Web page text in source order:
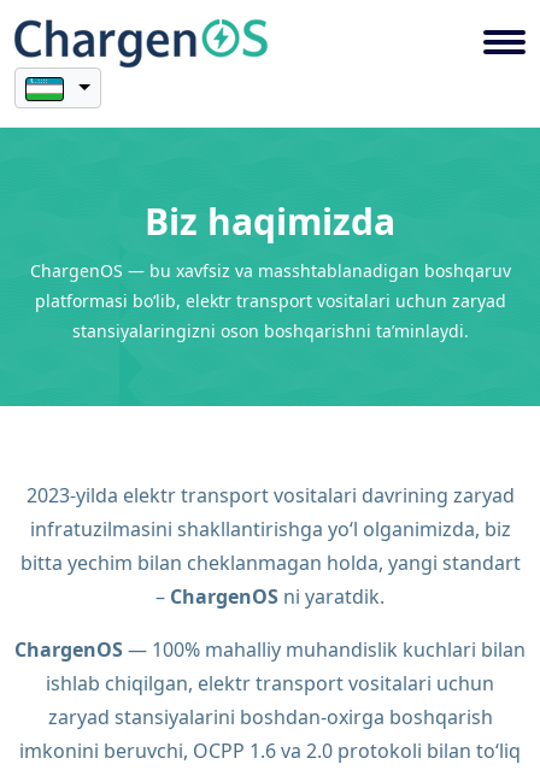
Biz haqimizda
ChargenOS — bu xavfsiz va masshtablanadigan boshqaruv
platformasi bo‘lib, elektr transport vositalari uchun zaryad
stansiyalaringizni oson boshqarishni ta’minlaydi.
2023-yilda elektr transport vositalari davrining zaryad
infratuzilmasini shakllantirishga yo‘l olganimizda, biz
bitta yechim bilan cheklanmagan holda, yangi standart
– ChargenOS ni yaratdik.
ChargenOS— 100% mahalliy muhandislik kuchlari bilan
ishlab chiqilgan, elektr transport vositalari uchun
zaryad stansiyalarini boshdan-oxirga boshqarish
imkonini beruvchi, OCPP 1.6 va 2.0 protokoli bilan to‘liq